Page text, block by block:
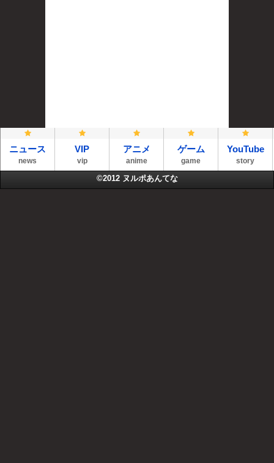
ニュース
news
VIP
vip
アニメ
anime
ゲーム
game
YouTube
story
©2012 ヌルポあんてな